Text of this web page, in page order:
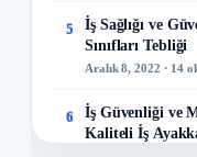
5
İş Sağlığı ve
Sınıfları Tebliği
Aralık 8, 2022 · 14
6
İş Güvenliği ve
Kaliteli İş